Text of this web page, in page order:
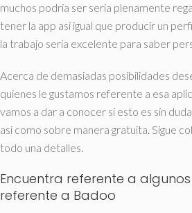
muchos podri­a ser seri­a plenamente
tener la app asi­ igual que producir un
la trabajo seri­a excelente para saber
Acerca de demasiadas posibilidades
quienes le gustamos referente a esa
vamos a dar a conocer si esto es sin
asi­ como sobre manera gratuita. Sigue
todo una detalles.
Encuentra referente a
referente a Badoo